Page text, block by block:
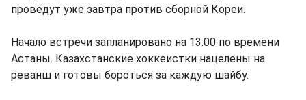
проведут уже завтра против сборной Кореи.
Начало встречи запланировано на 13:00 по времени
Астаны. Казахстанские хоккеистки нацелены на
реванш и готовы бороться за каждую шайбу.